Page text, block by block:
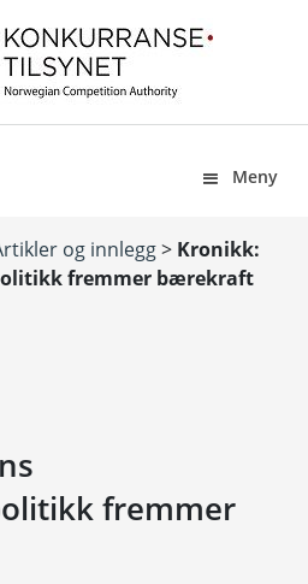
Meny
og innlegg> Kronikk:
fremmer bærekraft
fremmer